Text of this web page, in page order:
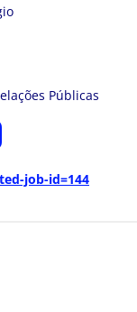
Públicas
job-id=144